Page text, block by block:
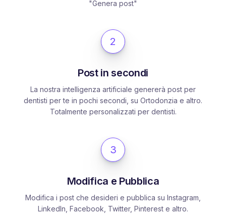
"Genera post"
2
Post in secondi
La nostra intelligenza artificiale genererà post per
dentisti per te in pochi secondi, su Ortodonzia e altro.
Totalmente personalizzati per dentisti.
3
Modifica e Pubblica
Modifica i post che desideri e pubblica su Instagram,
LinkedIn, Facebook, Twitter, Pinterest e altro.